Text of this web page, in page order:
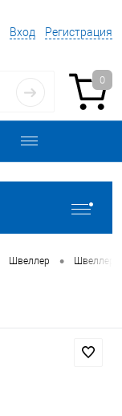
Вход Регистрация
0
Швеллер • Швеллер